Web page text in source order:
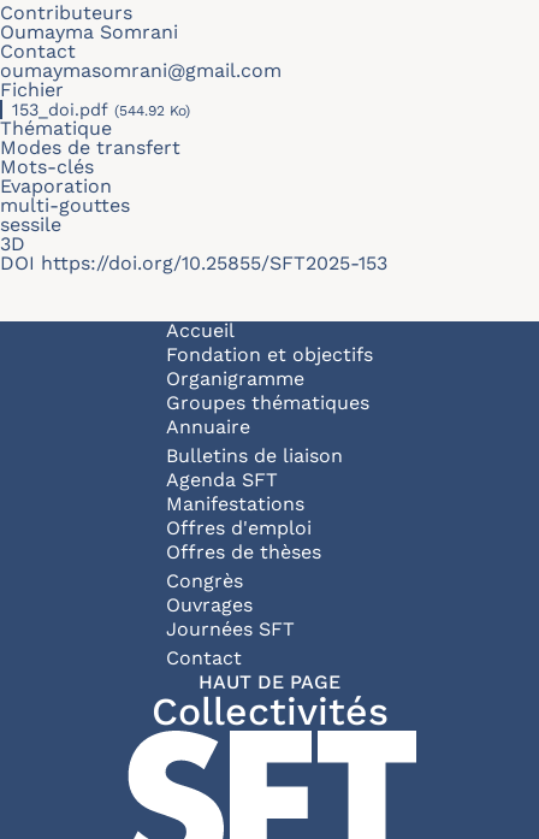
Contributeurs
Oumayma Somrani
Contact
oumaymasomrani@gmail.com
Fichier
153_doi.pdf (544.92 Ko)
Thématique
Modes de transfert
Mots-clés
Evaporation
multi-gouttes
sessile
3D
DOI https://doi.org/10.25855/SFT2025-153
Navigation principale
Accueil
Fondation et objectifs
Organigramme
Groupes thématiques
Annuaire
Bulletins de liaison
Agenda SFT
Manifestations
Offres d'emploi
Offres de thèses
Congrès
Ouvrages
Journées SFT
Pied de page
Contact
HAUT DE PAGE
Collectivités